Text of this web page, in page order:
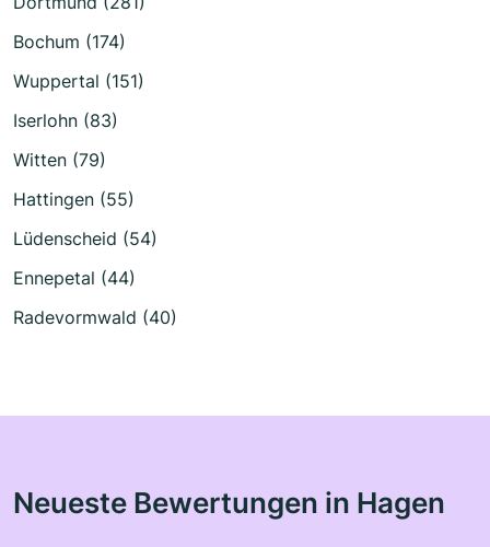
Bochum (174)
Wuppertal (151)
Iserlohn (83)
Witten (79)
Hattingen (55)
Lüdenscheid (54)
Ennepetal (44)
Radevormwald (40)
Neueste Bewertungen in Hagen